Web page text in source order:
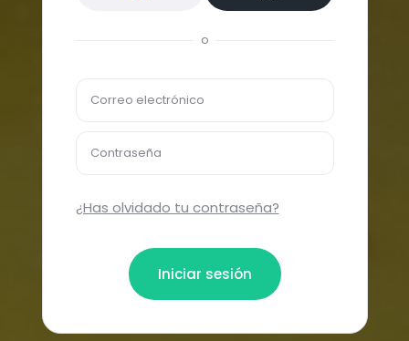
o
Correo electrónico
Contraseña
¿Has olvidado tu contraseña?
Iniciar sesión